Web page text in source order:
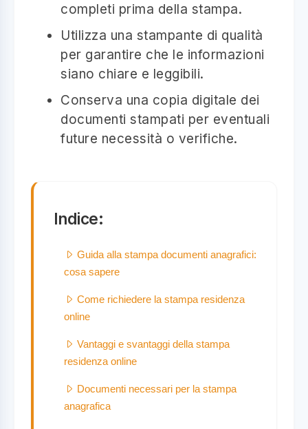
completi prima della stampa.
Utilizza una stampante di qualità
per garantire che le informazioni
siano chiare e leggibili.
Conserva una copia digitale dei
documenti stampati per eventuali
future necessità o verifiche.
Indice:
Guida alla stampa documenti anagrafici:
cosa sapere
Come richiedere la stampa residenza
online
Vantaggi e svantaggi della stampa
residenza online
Documenti necessari per la stampa
anagrafica